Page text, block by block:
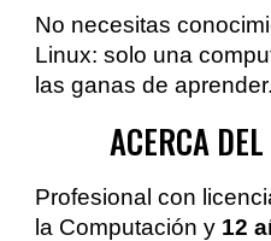
No necesitas
Linux: solo una
las ganas de aprender.
ACERCA
Profesional con
la Computación y 12